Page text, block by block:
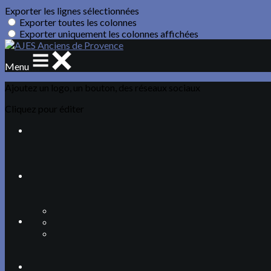
Exporter les lignes sélectionnées
Exporter toutes les colonnes
Exporter uniquement les colonnes affichées
Menu